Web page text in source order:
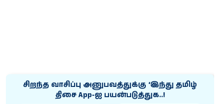
சிறந்த வாசிப்பு அனுபவத்துக்கு ‘இந்து தமிழ்
திசை App-ஐ பயன்படுத்துக..!